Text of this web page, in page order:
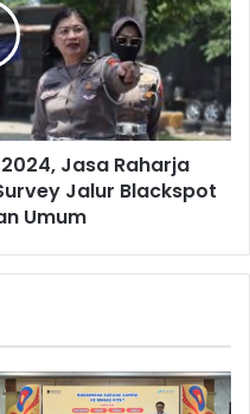
Jasa Raharja
Jalur Blackspot
Umum